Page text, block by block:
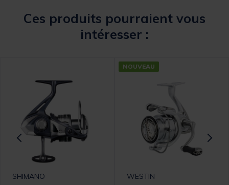
Ces produits pourraient vous
intéresser :
SHIMANO
NOUVEAU
WESTIN